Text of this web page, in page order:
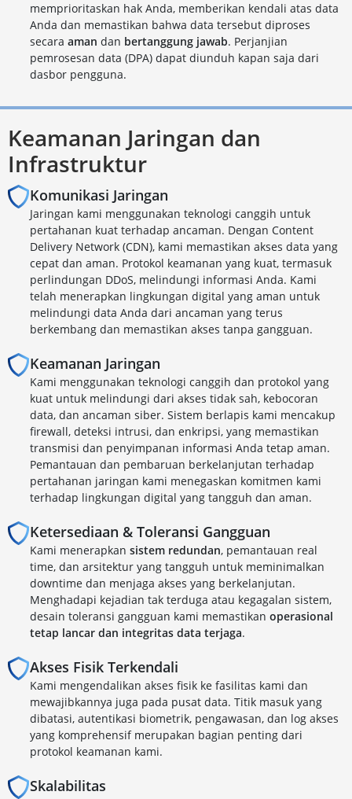
memprioritaskan hak Anda, memberikan kendali atas data
Anda dan memastikan bahwa data tersebut diproses
secara aman dan bertanggung jawab. Perjanjian
pemrosesan data (DPA) dapat diunduh kapan saja dari
dasbor pengguna.
Keamanan Jaringan dan
Infrastruktur
Komunikasi Jaringan
Jaringan kami menggunakan teknologi canggih untuk
pertahanan kuat terhadap ancaman. Dengan Content
Delivery Network (CDN), kami memastikan akses data yang
cepat dan aman. Protokol keamanan yang kuat, termasuk
perlindungan DDoS, melindungi informasi Anda. Kami
telah menerapkan lingkungan digital yang aman untuk
melindungi data Anda dari ancaman yang terus
berkembang dan memastikan akses tanpa gangguan.
Keamanan Jaringan
Kami menggunakan teknologi canggih dan protokol yang
kuat untuk melindungi dari akses tidak sah, kebocoran
data, dan ancaman siber. Sistem berlapis kami mencakup
firewall, deteksi intrusi, dan enkripsi, yang memastikan
transmisi dan penyimpanan informasi Anda tetap aman.
Pemantauan dan pembaruan berkelanjutan terhadap
pertahanan jaringan kami menegaskan komitmen kami
terhadap lingkungan digital yang tangguh dan aman.
Ketersediaan & Toleransi Gangguan
Kami menerapkan sistem redundan, pemantauan real
time, dan arsitektur yang tangguh untuk meminimalkan
downtime dan menjaga akses yang berkelanjutan.
Menghadapi kejadian tak terduga atau kegagalan sistem,
desain toleransi gangguan kami memastikan operasional
tetap lancar dan integritas data terjaga.
Akses Fisik Terkendali
Kami mengendalikan akses fisik ke fasilitas kami dan
mewajibkannya juga pada pusat data. Titik masuk yang
dibatasi, autentikasi biometrik, pengawasan, dan log akses
yang komprehensif merupakan bagian penting dari
protokol keamanan kami.
Skalabilitas